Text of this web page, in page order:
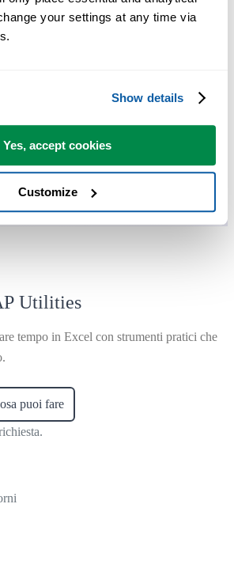
your settings at any time via
Show details
Yes, accept cookies
Customize
formazione necessaria.
Utilities ogni giorno.
28.500 organizzazioni.
Utilities
tempo in Excel con strumenti pratici che
puoi fare